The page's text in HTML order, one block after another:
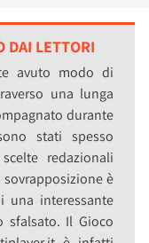
DAI LETTORI
avuto modo di
una lunga
durante
stati spesso
redazionali
è
una interessante
sfalsato. Il Gioco